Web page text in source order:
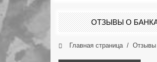
ОТЗЫВЫ О
Главная страница Отзывы